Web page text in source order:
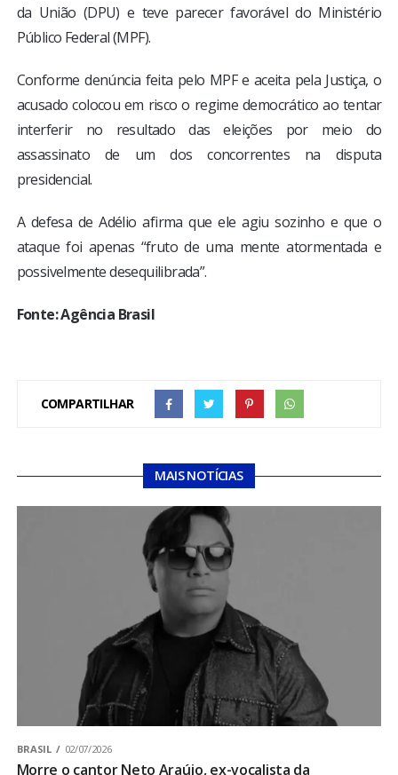
da União (DPU) e teve parecer favorável do Ministério
Público Federal (MPF).
Conforme denúncia feita pelo MPF e aceita pela Justiça, o
acusado colocou em risco o regime democrático ao tentar
interferir no resultado das eleições por meio do
assassinato de um dos concorrentes na disputa
presidencial.
A defesa de Adélio afirma que ele agiu sozinho e que o
ataque foi apenas “fruto de uma mente atormentada e
possivelmente desequilibrada”.
Fonte: Agência Brasil
COMPARTILHAR
MAIS NOTÍCIAS
BRASIL 02/07/2026
Morre o cantor Neto Araújo, ex-vocalista da